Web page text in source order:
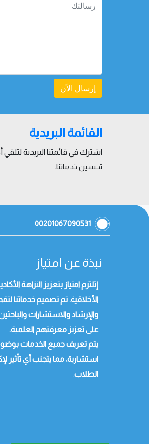
إرسال الاًن
القائمة البريدية
اشترك في قائمتنا البريدية
تحسين خدماتنا.
00201067090531
نبذة عن امتياز
إتلتزم امتياز بتعزيز النزاهة
الأخلاقية. تم تصميم خدماتنا
والإرشاد والاستشارات
على تعزيز معرفتهم العلمية.
يتم تعريف جميع الخدمات
استشارية، مما يتجنب أي تأثير
الطلاب.